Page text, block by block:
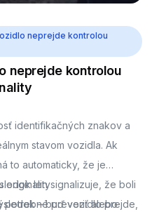
neprejde kontrolou
neprejde kontrolou
identifikačných znakov a
stavom vozidla. Ak
to automaticky, že je
len signalizuje, že boli
potrebné preveriť alebo
originality
– buď vozidlo prejde,